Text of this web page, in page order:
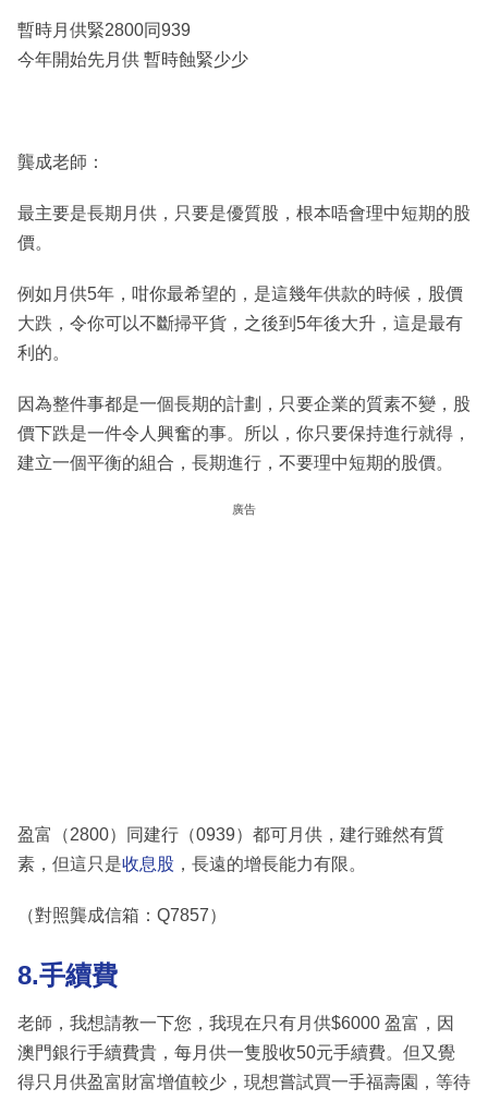
暫時月供緊2800同939
今年開始先月供 暫時蝕緊少少
龔成老師：
最主要是長期月供，只要是優質股，根本唔會理中短期的股
價。
例如月供5年，咁你最希望的，是這幾年供款的時候，股價
大跌，令你可以不斷掃平貨，之後到5年後大升，這是最有
利的。
因為整件事都是一個長期的計劃，只要企業的質素不變，股
價下跌是一件令人興奮的事。所以，你只要保持進行就得，
建立一個平衡的組合，長期進行，不要理中短期的股價。
廣告
盈富（2800）同建行（0939）都可月供，建行雖然有質
素，但這只是收息股 ，長遠的增長能力有限。
（對照龔成信箱：Q7857）
8.手續費
老師，我想請教一下您，我現在只有月供$6000 盈富，因
澳門銀行手續費貴，每月供一隻股收50元手續費。但又覺
得只月供盈富財富增值較少，現想嘗試買一手福壽園，等待